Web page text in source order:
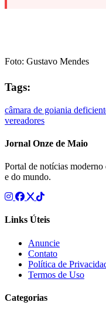
Foto: Gustavo Mendes
Tags:
câmara de goiania
vereadores
Jornal Onze de Maio
Portal de notícias
e do mundo.
Links Úteis
Anuncie
Contato
Política de
Termos de Uso
Categorias